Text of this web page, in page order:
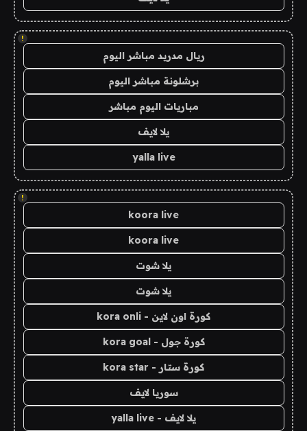
!
ريال مدريد مباشر اليوم
برشلونة مباشر اليوم
مباريات اليوم مباشر
يلا لايف
yalla live
!
koora live
koora live
يلا شوت
يلا شوت
كورة اون لاين - kora onli
كورة جول - kora goal
كورة ستار - kora star
سوريا لايف
يلا لايف - yalla live